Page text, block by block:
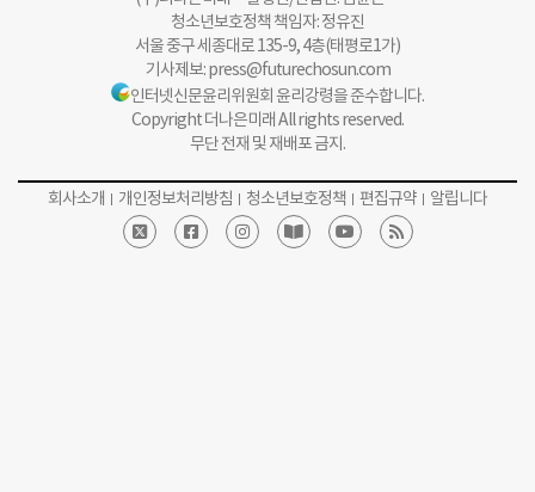
청소년보호정책 책임자: 정유진
서울 중구 세종대로 135-9, 4층(태평로1가)
기사제보:press@futurechosun.com
인터넷신문윤리위원회 윤리강령을 준수합니다.
Copyright 더나은미래 All rights reserved.
무단 전재 및 재배포 금지.
회사소개 개인정보처리방침 청소년보호정책 편집규약 알립니다